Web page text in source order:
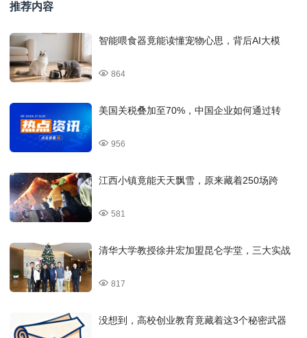
推荐内容
智能喂食器竟能读懂宠物心思，背后AI大模
864
美国关税叠加至70%，中国企业如何通过转
956
江西小镇竟能天天飘雪，原来藏着250场跨
581
清华大学教授徐井宏加盟昆仑学堂，三大实战
817
没想到，高校创业教育竟藏着这3个秘密武器